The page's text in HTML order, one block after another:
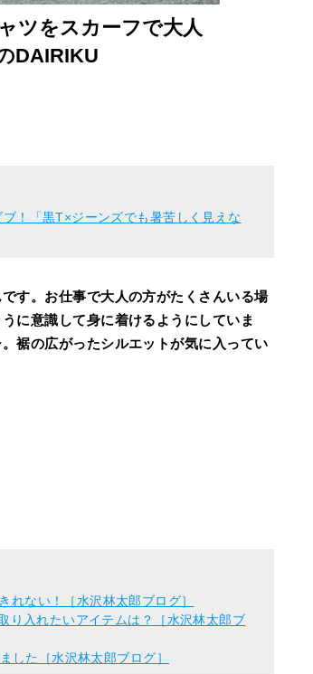
ツをスカーフで大人
DAIRIKU
！「黒T×ジーンズでも暑苦しく見えな
す。お仕事で大人の方がたくさんいる場
に意識して身に着けるようにしていま
裾の広がったシルエットが気に入ってい
れない！［水沢林太郎ブログ］
り入れたいアイテムは？［水沢林太郎ブ
した［水沢林太郎ブログ］